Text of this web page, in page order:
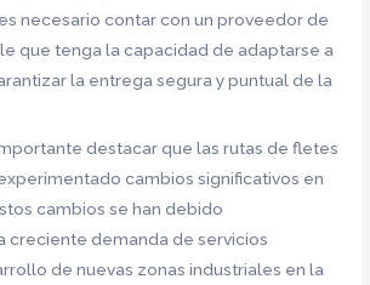
necesario contar con un proveedor de
que tenga la capacidad de adaptarse a
la entrega segura y puntual de la
destacar que las rutas de fletes
cambios significativos en
cambios se han debido
creciente demanda de servicios
de nuevas zonas industriales en la